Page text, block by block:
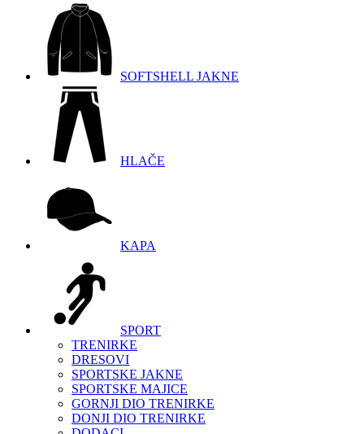
SOFTSHELL JAKNE
HLAČE
KAPA
SPORT
TRENIRKE
DRESOVI
SPORTSKE JAKNE
SPORTSKE MAJICE
GORNJI DIO TRENIRKE
DONJI DIO TRENIRKE